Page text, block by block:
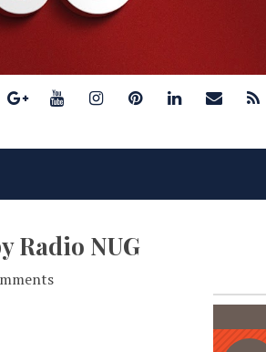
Radio NUG